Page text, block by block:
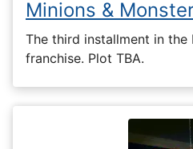
Minions &
The third installment in
franchise. Plot TBA.